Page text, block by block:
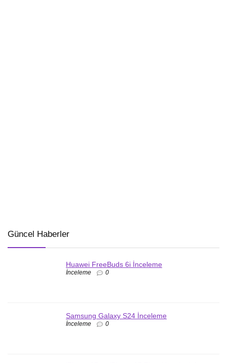
Güncel Haberler
Huawei FreeBuds 6i İnceleme
İnceleme 0
Samsung Galaxy S24 İnceleme
İnceleme 0